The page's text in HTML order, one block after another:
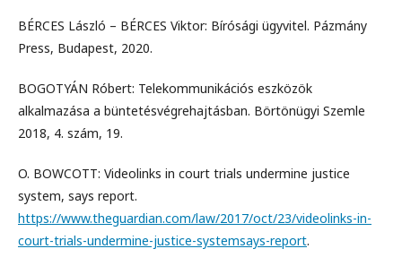
BÉRCES László – BÉRCES Viktor: Bírósági ügyvitel. Pázmány
Press, Budapest, 2020.
BOGOTYÁN Róbert: Telekommunikációs eszközök
alkalmazása a büntetésvégrehajtásban. Börtönügyi Szemle
2018, 4. szám, 19.
O. BOWCOTT: Videolinks in court trials undermine justice
system, says report.
https://www.theguardian.com/law/2017/oct/23/videolinks-in-
court-trials-undermine-justice-systemsays-report.